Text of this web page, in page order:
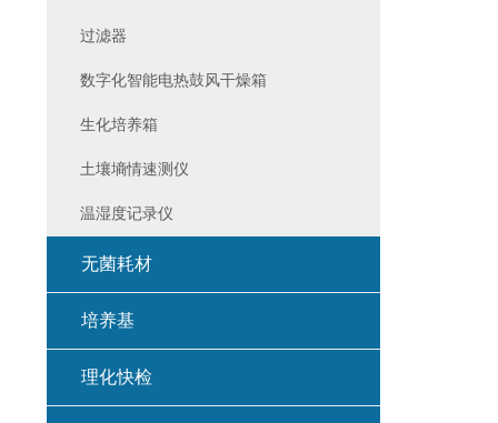
过滤器
数字化智能电热鼓风干燥箱
生化培养箱
土壤墒情速测仪
温湿度记录仪
无菌耗材
培养基
理化快检